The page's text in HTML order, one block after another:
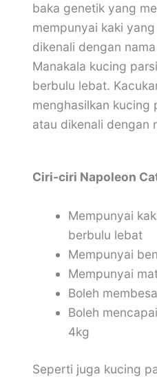
baka genetik yang
mempunyai kaki
dikenali dengan
Manakala kucing
berbulu lebat.
menghasilkan kucing
atau dikenali dengan
Ciri-ciri Napoleon
Mempunyai
berbulu lebat
Mempunyai
Mempunyai
Boleh
Boleh
4kg
Seperti juga kucing